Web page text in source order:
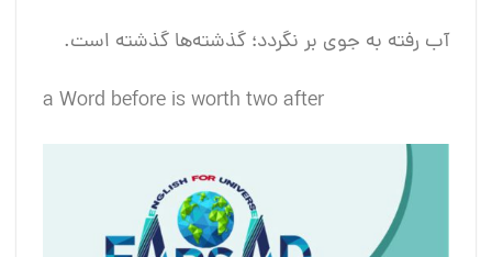
آب رفته به جوی بر نگردد؛ گذشته‌ها گذشته است.
a Word before is worth two after